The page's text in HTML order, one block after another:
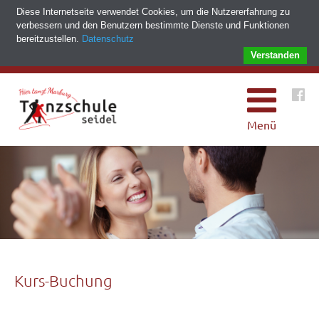
Menü
Kurs-Buchung
Diese Internetseite verwendet Cookies, um die Nutzererfahrung zu
verbessern und den Benutzern bestimmte Dienste und Funktionen
bereitzustellen. Datenschutz
Verstanden